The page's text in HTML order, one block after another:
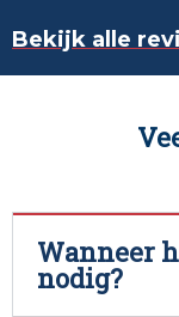
Bekijk alle
Wanneer
nodig?